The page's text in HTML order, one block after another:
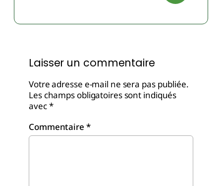
Laisser un commentaire
Votre adresse e-mail ne sera pas publiée.
Les champs obligatoires sont indiqués
avec*
Commentaire *